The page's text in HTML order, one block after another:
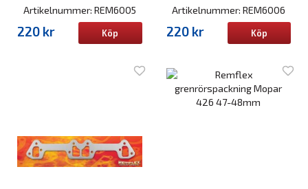
Artikelnummer: REM6005
220 kr Köp
Artikelnummer: REM6006
220 kr Köp